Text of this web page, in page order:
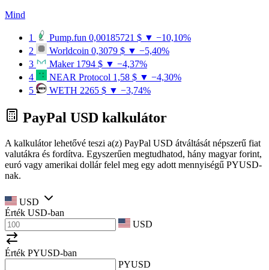
Mind
1 Pump.fun 0,00185721 $ ▼ −10,10%
2
Worldcoin 0,3079 $ ▼ −5,40%
3
Maker 1794 $ ▼ −4,37%
4
NEAR Protocol 1,58 $ ▼ −4,30%
5
WETH 2265 $ ▼ −3,74%
PayPal USD kalkulátor
A kalkulátor lehetővé teszi a(z) PayPal USD átváltását népszerű fiat
valutákra és fordítva. Egyszerűen megtudhatod, hány magyar forint,
euró vagy amerikai dollár felel meg egy adott mennyiségű PYUSD-
nak.
USD
Érték USD-ban
USD
Érték PYUSD-ban
PYUSD